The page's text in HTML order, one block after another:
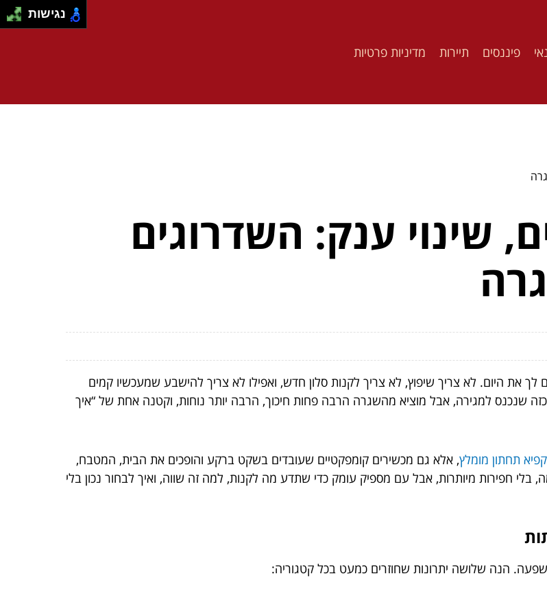
פיננסים תיירות מדיניות פרטיות
שינוי ענק: השדרוגים
את היום. לא צריך שיפוץ, לא צריך לקנות סלון חדש, ואפילו לא צריך להישבע שמעכשיו קמים
כזה שנכנס למגירה, אבל מוציא מהשגרה הרבה פחות חיכוך, הרבה יותר נוחות, וקטנה אחת של “איך
תחתון מומלץ, אלא גם מכשירים קומפקטיים שעובדים בשקט ברקע והופכים את הבית, המטבח,
בלי חפירות מיותרות, אבל עם מספיק עומק כדי שתדע מה לקנות, למה זה שווה, ואיך לבחור נכון בלי
הנה שלושה יתרונות שחוזרים כמעט בכל קטגוריה:
נגישות